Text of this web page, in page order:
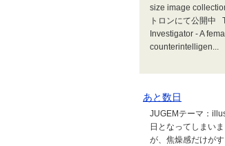
size image
トロンにて公開中
Investigator - A
counterintelligen...
あと数日
JUGEMテーマ：
日となってしまい
が、焦燥感だけ